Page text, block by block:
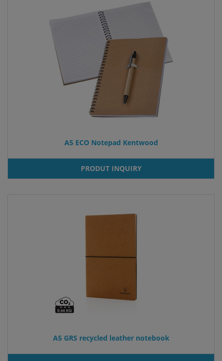
A5 ECO Notepad Kentwood
PRODUT INQUIRY
A5 GRS recycled leather notebook